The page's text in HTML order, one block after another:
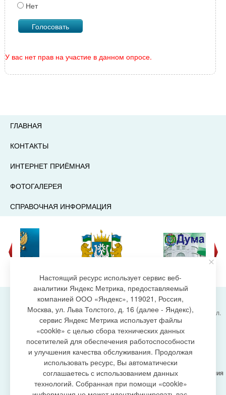
Нет
У вас нет прав на участие в данном опросе.
ГЛАВНАЯ
КОНТАКТЫ
ИНТЕРНЕТ ПРИЁМНАЯ
ФОТОГАЛЕРЕЯ
СПРАВОЧНАЯ ИНФОРМАЦИЯ
создание сайта
Администрация городского поселения Излучинск, ул.
Энергетиков, 6, пгт. Излучинск, Нижневартовский
район,
Ханты-Мансийский автономный округ-Югра
(Тюменская область), 628634
Сетевое изданиеhttps://www.gp-izluchinsk.ru
16+
Учредитель -Администрация городского поселения
Излучинск
Главный редактор - Бурич Денис Ярославович
Настоящий ресурс использует сервис веб-
аналитики Яндекс Метрика, предоставляемый
компанией ООО «Яндекс», 119021, Россия,
Москва, ул. Льва Толстого, д. 16 (далее - Яндекс),
сервис Яндекс Метрика использует файлы
«cookie» с целью сбора технических данных
посетителей для обеспечения работоспособности
и улучшения качества обслуживания. Продолжая
использовать ресурс, Вы автоматически
соглашаетесь с использованием данных
технологий. Собранная при помощи «cookie»